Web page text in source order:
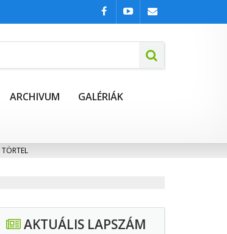
ARCHIVUM GALÉRIÁK
TÖRTEL
AKTUÁLIS LAPSZÁM